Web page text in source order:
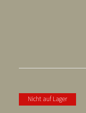
Nicht auf Lager